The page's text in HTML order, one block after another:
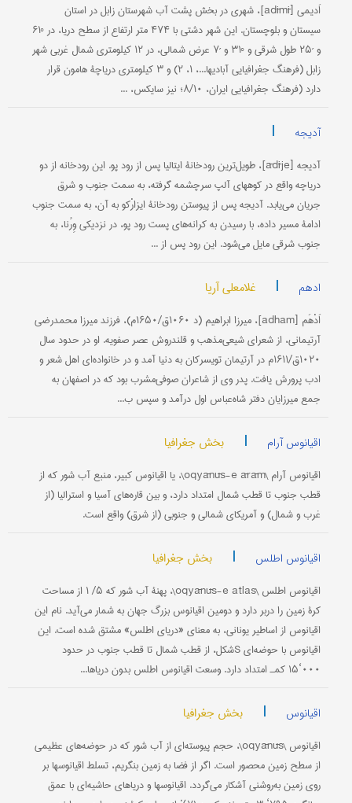
اَدیمی [adīmī]، شهری در بخش پشت آب شهرستان زابل در استان
سیستان و بلوچستان. این شهر دشتی با ۴۷۴ متر ارتفاع از سطح دریا، در °۶۱
و ´۲۵ طول شرقی و °۳۱ و ´۷ عرض شمالی، در ۱۲ کیلومتری شمال غربی شهر
زابل (فرهنگ جغرافیایی آبادیها...، ۱، ۲) و ۳ کیلومتری دریاچۀ هامون قرار
دارد (فرهنگ جغرافیایی ایران، ۸/۱۰؛ نیز سایکس، ...
آدیجه |
آدیجه [ādīje]، طویل‌ترین رودخانۀ ایتالیا پس از رود پو. این رودخانه از دو
دریاچه واقع در کوههای آلپ سرچشمه گرفته، به سمت جنوب و شرق
جریان می‌یابد. آدیجه پس از پیوستن رودخانۀ ایزارْکو به آن، به سمت جنوب
ادامۀ مسیر داده، با رسیدن به کرانه‌های پست رود پو، در نزدیکی وِرُنا، به
جنوب شرقی مایل می‌شود. این رود پس از ...
ادهم | غلامعلی آریا
اَدْهَم [adham]، میرزا ابراهیم (د ۱۰۶۰ق/۱۶۵۰م)، فرزند میرزا محمدرضی
آرتیمانی، از شعرای شیعی‌مذهب و قلندروش عصر صفویه. او در حدود سال
۱۰۲۰ق/۱۶۱۱م در آرتیمان تویسرکان به دنیا آمد و در خانواده‌ای اهل شعر و
ادب پرورش یافت. پدر وی از شاعران صوفی‌مشرب بود که در اصفهان به
جمع میرزایان دفتر شاه‌عباس اول درآمد و سپس ب...
اقیانوس آرام | بخش جغرافیا
اقیانوس آرام \oqyānūs-e ārām\، یا اقیانوس کبیر، منبع آب شور که از
قطب جنوب تا قطب شمال امتداد دارد، و بین قاره‌های آسیا و استرالیا (از
غرب و شمال) و آمریکای شمالی و جنوبی (از شرق) واقع است.
اقیانوس اطلس | بخش جغرافیا
اقیانوس اطلس \oqyānūs-e atlas\، پهنۀ آب شور که ۵/ ۱ از مساحت
کرۀ زمین را دربر دارد و دومین اقیانوس بزرگ جهان به شمار می‌آید. نام این
اقیانوس از اساطیر یونانی، به معنای «دریای اطلس» مشتق شده است. این
اقیانوس با حوضه‌ای S‌شکل، از قطب شمال تا قطب جنوب در حدود
۰۰۰‘۱۵ کمـ امتداد دارد. وسعت اقیانوس اطلس بدون دریاها...
اقیانوس | بخش جغرافیا
اقیانوس \oqyānūs\، حجم پیوسته‌ای از آب شور که در حوضه‌های عظیمی
از سطح زمین محصور است. اگر از فضا به زمین بنگریم، تسلط اقیانوسها بر
روی زمین به‌روشنی آشکار می‌گردد. اقیانوسها و دریاهای حاشیه‌ای با عمق